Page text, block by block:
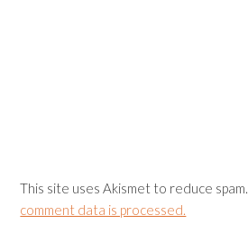
This site uses Akismet to reduce spam.
comment data is processed.